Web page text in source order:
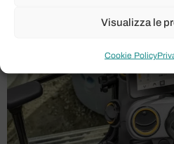
Visualizza le
Cookie Policy